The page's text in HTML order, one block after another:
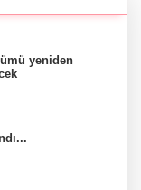
yeniden